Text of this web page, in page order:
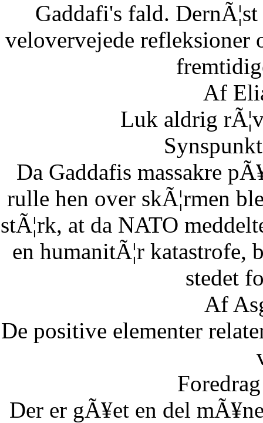
Gaddafi's fald.
velovervejede refleksioner
Af
Luk aldrig
Da Gaddafis massakre
rulle hen over skÃ¦rmen
stÃ¦rk, at da NATO
en humanitÃ¦r katastrofe,
stedet
Af
De positive elementer
Der er gÃ¥et en del